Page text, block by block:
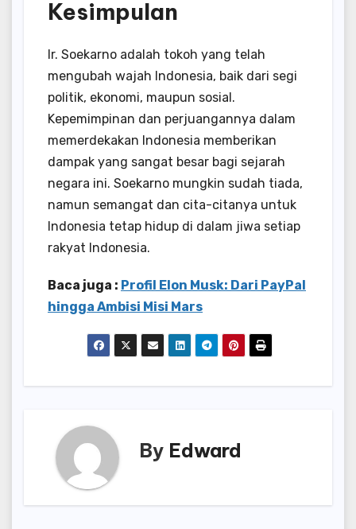
Kesimpulan
Ir. Soekarno adalah tokoh yang telah
mengubah wajah Indonesia, baik dari segi
politik, ekonomi, maupun sosial.
Kepemimpinan dan perjuangannya dalam
memerdekakan Indonesia memberikan
dampak yang sangat besar bagi sejarah
negara ini. Soekarno mungkin sudah tiada,
namun semangat dan cita-citanya untuk
Indonesia tetap hidup di dalam jiwa setiap
rakyat Indonesia.
Baca juga : Profil Elon Musk: Dari PayPal
hingga Ambisi Misi Mars
By Edward